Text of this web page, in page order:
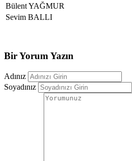
Bülent YAĞMUR
Sevim BALLI
Bir Yorum Yazın
Adınız
Soyadınız